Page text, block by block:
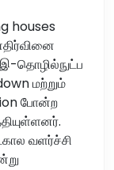
houses
இ-தொழில்நுட்ப
மற்றும்
போன்ற
வளர்ச்சி